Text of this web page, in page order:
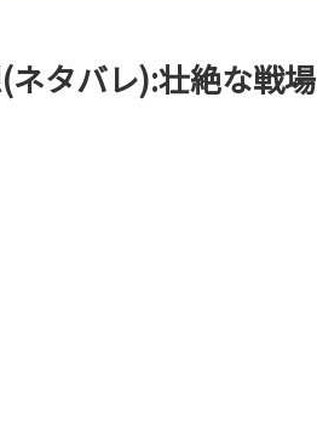
タバレ):壮絶な戦場